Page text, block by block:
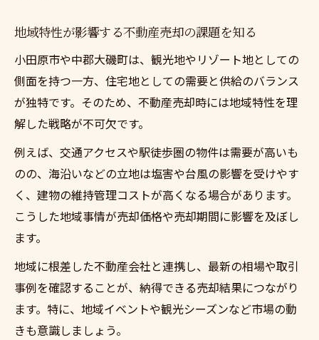
相続した空き家の不動産売却を進める際の
課題
不動産売却時の遺産分割トラブルを防ぐに
は
相続不動産売却の税務リスクを最小限に抑
空き家売却を進める上で注意すべきリスクと対
策
空き家の不動産売却で増える管理リスクと
不動産売却前に確認したい老朽化と法的課
題
近隣トラブルを防ぐ空き家不動産売却の工
夫
地域特性が影響する不動産売却の課題を知る
小田原市や中郡大磯町は、観光地やリゾート地としての
側面を持つ一方、住宅地としての需要と供給のバランス
が独特です。そのため、不動産売却時には地域特性を理
解した戦略が不可欠です。
例えば、交通アクセスや駅徒歩圏の物件は需要が高いも
のの、海沿いなどの立地は塩害や台風の影響を受けやす
く、建物の維持管理コストが高くなる場合があります。
こうした地域事情が売却価格や売却期間に影響を及ぼし
ます。
地域に根差した不動産会社と連携し、最新の相場や取引
事例を確認することが、納得できる売却結果につながり
ます。特に、地域イベントや観光シーズンなど市場の動
きも意識しましょう。